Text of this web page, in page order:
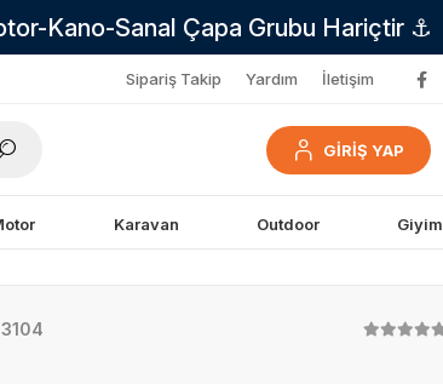
Kano-Sanal Çapa Grubu Hariçtir ⚓
Sipariş Takip Yardım İletişim
GİRİŞ YAP
Karavan Outdoor Giyim